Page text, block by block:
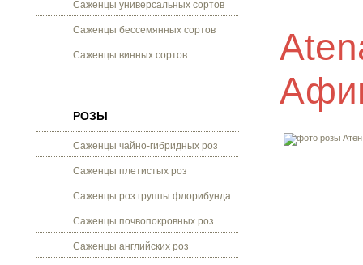
Саженцы универсальных сортов
Саженцы бессемянных сортов
Саженцы винных сортов
РОЗЫ
Саженцы чайно-гибридных роз
Саженцы плетистых роз
Саженцы роз группы флорибунда
Саженцы почвопокровных роз
Саженцы английских роз